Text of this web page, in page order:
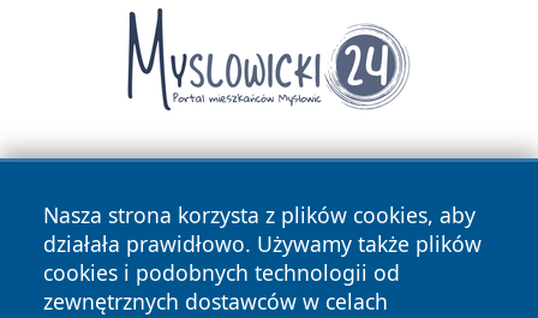
Nasza strona korzysta z plików cookies, aby
działała prawidłowo. Używamy także plików
cookies i podobnych technologii od
zewnętrznych dostawców w celach
Copyright © 2026 swidnicanews.pl Wszystkie prawa